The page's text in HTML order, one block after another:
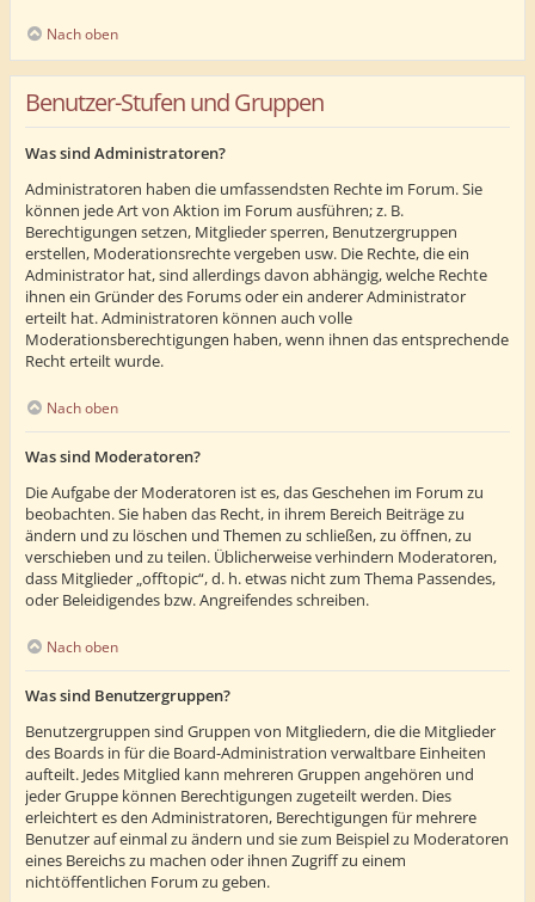
Nach oben
Benutzer-Stufen und Gruppen
Was sind Administratoren?
Administratoren haben die umfassendsten Rechte im Forum. Sie
können jede Art von Aktion im Forum ausführen; z. B.
Berechtigungen setzen, Mitglieder sperren, Benutzergruppen
erstellen, Moderationsrechte vergeben usw. Die Rechte, die ein
Administrator hat, sind allerdings davon abhängig, welche Rechte
ihnen ein Gründer des Forums oder ein anderer Administrator
erteilt hat. Administratoren können auch volle
Moderationsberechtigungen haben, wenn ihnen das entsprechende
Recht erteilt wurde.
Nach oben
Was sind Moderatoren?
Die Aufgabe der Moderatoren ist es, das Geschehen im Forum zu
beobachten. Sie haben das Recht, in ihrem Bereich Beiträge zu
ändern und zu löschen und Themen zu schließen, zu öffnen, zu
verschieben und zu teilen. Üblicherweise verhindern Moderatoren,
dass Mitglieder „offtopic“, d. h. etwas nicht zum Thema Passendes,
oder Beleidigendes bzw. Angreifendes schreiben.
Nach oben
Was sind Benutzergruppen?
Benutzergruppen sind Gruppen von Mitgliedern, die die Mitglieder
des Boards in für die Board-Administration verwaltbare Einheiten
aufteilt. Jedes Mitglied kann mehreren Gruppen angehören und
jeder Gruppe können Berechtigungen zugeteilt werden. Dies
erleichtert es den Administratoren, Berechtigungen für mehrere
Benutzer auf einmal zu ändern und sie zum Beispiel zu Moderatoren
eines Bereichs zu machen oder ihnen Zugriff zu einem
nichtöffentlichen Forum zu geben.